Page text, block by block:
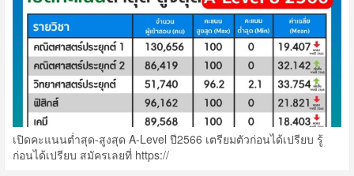
เปิดคะแนนต่ำสุด-สูงสุด A-Level ปี2566 เตรียมตัวก่อนได้เปรียบ รู้
ก่อนได้เปรียบ สมัครเลยที่ https://